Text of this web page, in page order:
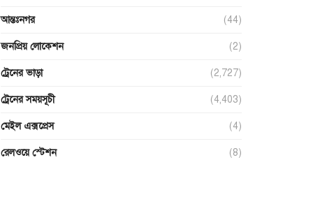
আন্তঃনগর (44)
জনপ্রিয় লোকেশন (2)
ট্রেনের ভাড়া (2,727)
ট্রেনের সময়সূচী (4,403)
মেইল এক্সপ্রেস (4)
রেলওয়ে স্টেশন (8)